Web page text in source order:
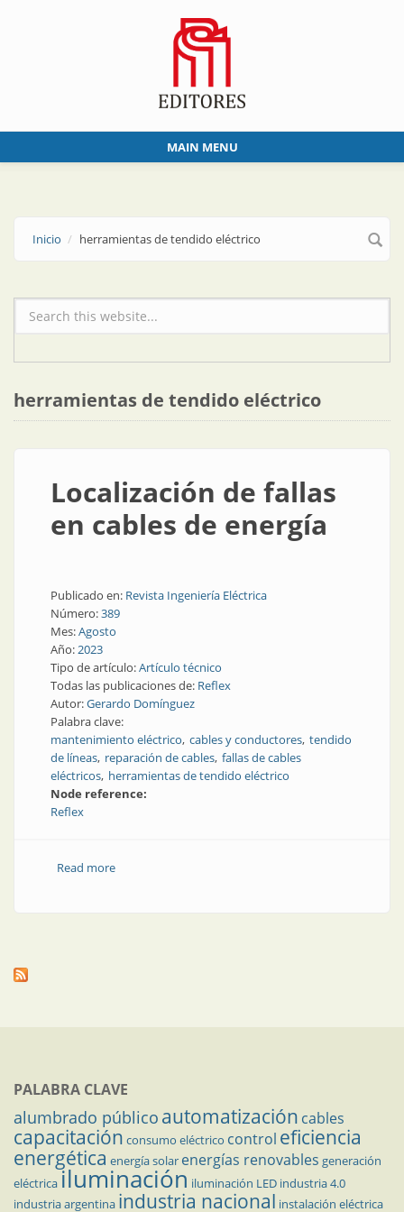
MAIN MENU
Inicio herramientas de tendido eléctrico
Formulario de búsqueda
herramientas de tendido eléctrico
Localización de fallas
en cables de energía
Publicado en: Revista Ingeniería Eléctrica
Número:389
Mes:Agosto
Año:2023
Tipo de artículo:Artículo técnico
Todas las publicaciones de: Reflex
Autor:Gerardo Domínguez
Palabra clave:
mantenimiento eléctrico cables y conductores tendido
de líneas reparación de cables fallas de cables
eléctricos herramientas de tendido eléctrico
Node reference:
Reflex
Read moreabout Localización de fallas en cables de energía
PALABRA CLAVE
alumbrado público automatización cables
capacitación consumo eléctrico control eficiencia
energética energía solar energías renovables generación
eléctricailuminación iluminación LED industria 4.0
industria argentina industria nacional instalación eléctrica